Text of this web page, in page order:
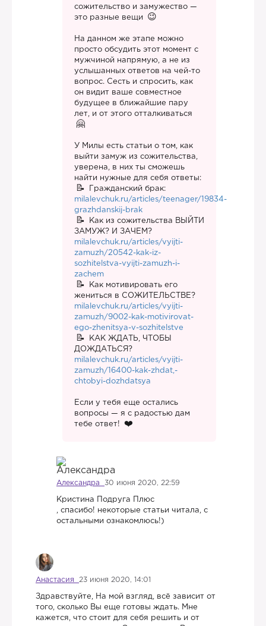
сожительство и замужество —
это разные вещи
На данном же этапе можно
просто обсудить этот момент с
мужчиной напрямую, а не из
услышанных ответов на чей-то
вопрос. Сесть и спросить, как
он видит ваше совместное
будущее в ближайшие пару
лет, и от этого отталкиваться
У Милы есть статьи о том, как
выйти замуж из сожительства,
уверена, в них ты сможешь
найти нужные для себя ответы:
Гражданский брак:
milalevchuk.ru/articles/teenager/19834-
grazhdanskij-brak
Как из сожительства ВЫЙТИ
ЗАМУЖ? И ЗАЧЕМ?
milalevchuk.ru/articles/vyijti-
zamuzh/20542-kak-iz-
sozhitelstva-vyijti-zamuzh-i-
zachem
Как мотивировать его
жениться в СОЖИТЕЛЬСТВЕ?
milalevchuk.ru/articles/vyijti-
zamuzh/9002-kak-motivirovat-
ego-zhenitsya-v-sozhitelstve
КАК ЖДАТЬ, ЧТОБЫ
ДОЖДАТЬСЯ?
milalevchuk.ru/articles/vyijti-
zamuzh/16400-kak-zhdat,-
chtobyi-dozhdatsya
Если у тебя еще остались
вопросы — я с радостью дам
тебе ответ!
Александра 30 июня 2020, 22:59
Кристина Подруга Плюс
, спасибо! некоторые статьи читала, с
остальными ознакомлюсь!)
Анастасия 23 июня 2020, 14:01
Здравствуйте, На мой взгляд, всё зависит от
того, сколько Вы еще готовы ждать. Мне
кажется, что стоит для себя решить и от